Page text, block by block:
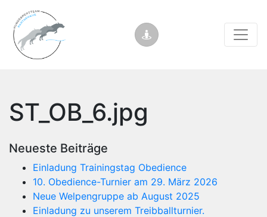
ST_OB_6.jpg
Neueste Beiträge
Einladung Trainingstag Obedience
10. Obedience-Turnier am 29. März 2026
Neue Welpengruppe ab August 2025
Einladung zu unserem Treibballturnier.